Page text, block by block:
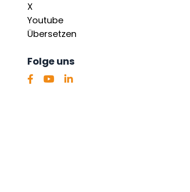
X
Youtube
Übersetzen
Folge uns